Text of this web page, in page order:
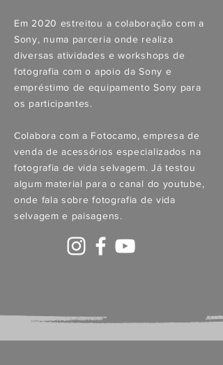
Em 2020 estreitou a colaboração com a
Sony, numa parceria onde realiza
diversas atividades e workshops de
fotografia com o apoio da Sony e
empréstimo de equipamento Sony para
os participantes.
Colabora com a Fotocamo, empresa de
venda de acessórios especializados na
fotografia de vida selvagem. Já testou
algum material para o canal do youtube,
onde fala sobre fotografia de vida
selvagem e paisagens.